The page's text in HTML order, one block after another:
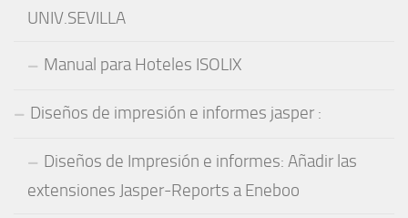
UNIV.SEVILLA
Manual para Hoteles ISOLIX
Diseños de impresión e informes jasper :
Diseños de Impresión e informes: Añadir las
extensiones Jasper-Reports a Eneboo